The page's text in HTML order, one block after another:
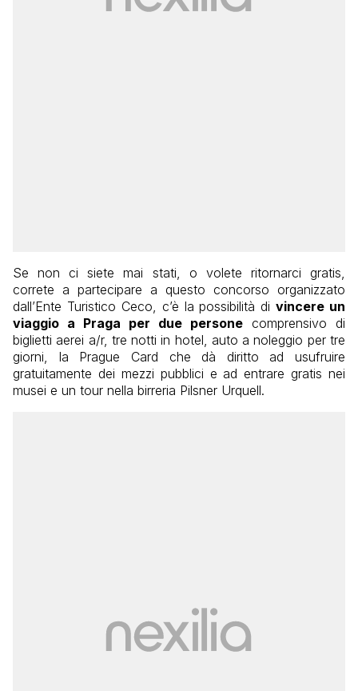
Se non ci siete mai stati, o volete ritornarci gratis,
correte a partecipare a questo concorso organizzato
dall’Ente Turistico Ceco, c’è la possibilità divincere un
viaggio a Praga per due persone comprensivo di
biglietti aerei a/r, tre notti in hotel, auto a noleggio per tre
giorni, la Prague Card che dà diritto ad usufruire
gratuitamente dei mezzi pubblici e ad entrare gratis nei
musei e un tour nella birreria Pilsner Urquell.